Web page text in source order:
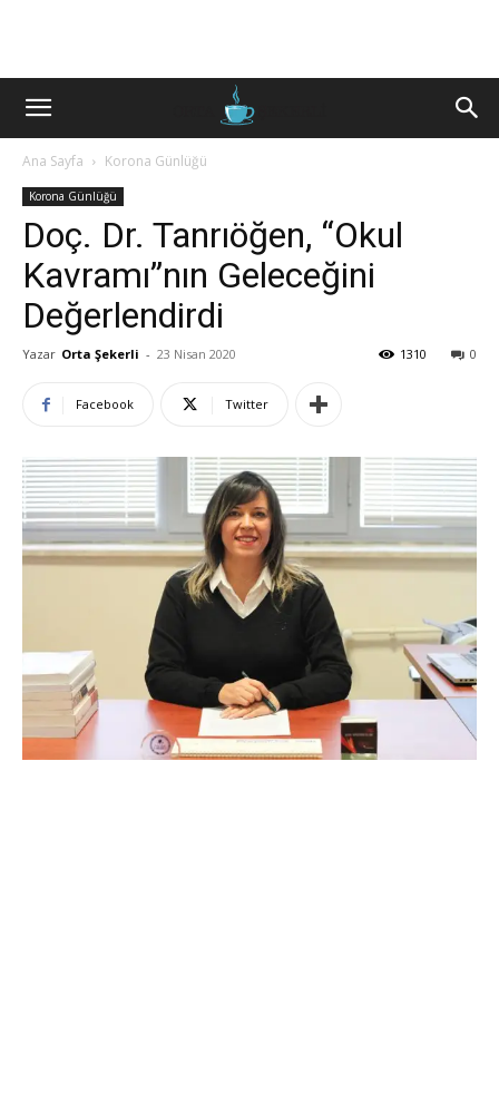
Ana Sayfa Korona Günlüğü
Korona Günlüğü
Doç. Dr. Tanrıöğen, “Okul
Kavramı”nın Geleceğini
Değerlendirdi
Yazar Orta Şekerli - 23 Nisan 2020 0
1310
Facebook Twitter